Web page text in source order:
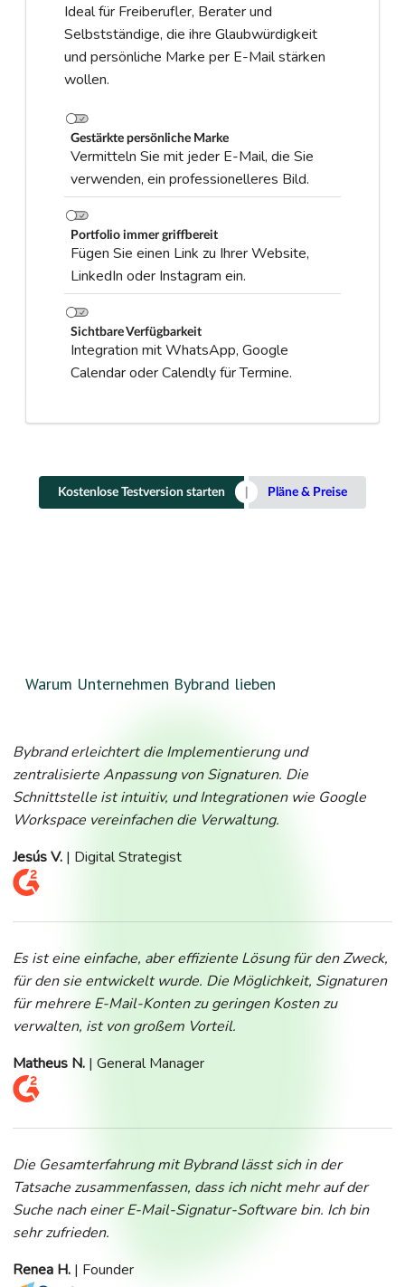
Ideal für Freiberufler, Berater und
Selbstständige, die ihre Glaubwürdigkeit
und persönliche Marke per E-Mail stärken
wollen.
Gestärkte persönliche Marke
Vermitteln Sie mit jeder E-Mail, die Sie
verwenden, ein professionelleres Bild.
Portfolio immer griffbereit
Fügen Sie einen Link zu Ihrer Website,
LinkedIn oder Instagram ein.
Sichtbare Verfügbarkeit
Integration mit WhatsApp, Google
Calendar oder Calendly für Termine.
Kostenlose Testversion starten Pläne & Preise
Warum Unternehmen Bybrand lieben
Bybrand erleichtert die Implementierung und
zentralisierte Anpassung von Signaturen. Die
Schnittstelle ist intuitiv, und Integrationen wie Google
Workspace vereinfachen die Verwaltung.
Jesús V. | Digital Strategist
Es ist eine einfache, aber effiziente Lösung für den Zweck,
für den sie entwickelt wurde. Die Möglichkeit, Signaturen
für mehrere E-Mail-Konten zu geringen Kosten zu
verwalten, ist von großem Vorteil.
Matheus N. | General Manager
Die Gesamterfahrung mit Bybrand lässt sich in der
Tatsache zusammenfassen, dass ich nicht mehr auf der
Suche nach einer E-Mail-Signatur-Software bin. Ich bin
sehr zufrieden.
Renea H. | Founder